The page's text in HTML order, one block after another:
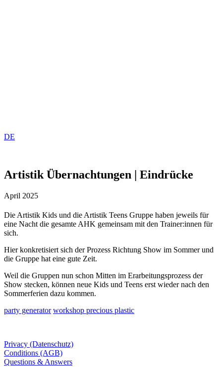
DE
Artistik Übernachtungen | Eindrücke
April 2025
Die Artistik Kids und die Artistik Teens Gruppe haben jeweils für
eine Nacht die gesamte AHK gemeinsam mit den Trainer:innen für
sich.
Hier konkretisiert sich der Prozess Richtung Show im Sommer und
die Gruppe hat eine gute Zeit.
Weil die Gruppen nun schon Mitten im Erarbeitungsprozess der
Show stecken, können neue Kids und Teens erst wieder nach den
Sommerferien dazu kommen.
party generator workshop precious plastic
Privacy (Datenschutz)
Conditions (AGB)
Questions & Answers